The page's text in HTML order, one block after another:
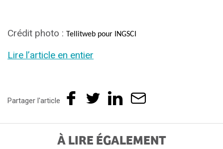
Crédit photo : Tellitweb pour INGSCI
Lire l’article en entier
Partager l'article
À LIRE ÉGALEMENT